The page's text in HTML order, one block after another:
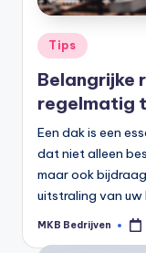
Tips
Belangrijke
regelmatig
Een dak is een
dat niet alleen
maar ook
uitstraling van uw
MKB Bedrijven